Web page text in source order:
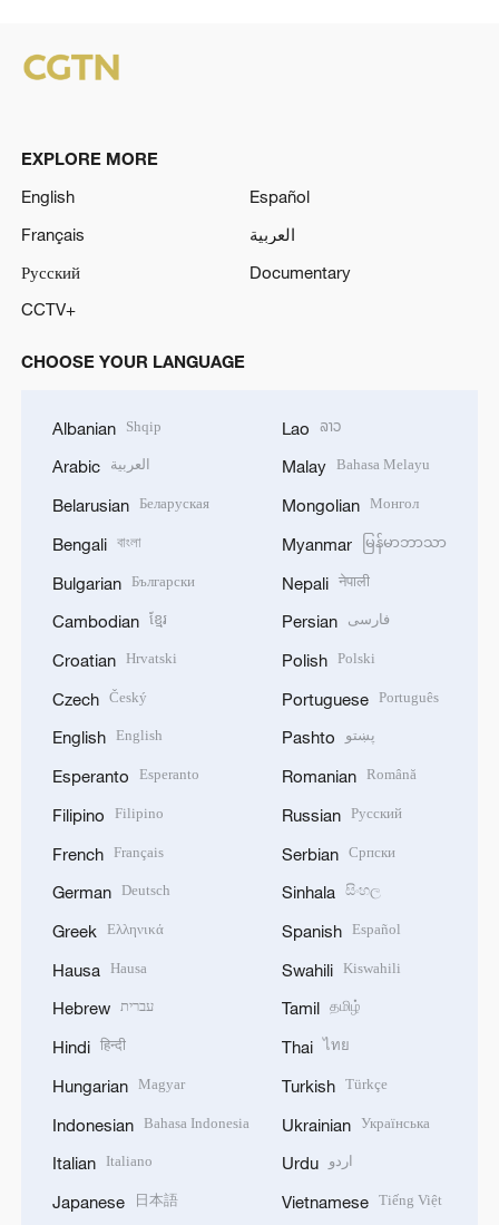
EXPLORE MORE
English
Español
Français
العربية
Русский
Documentary
CCTV+
CHOOSE YOUR LANGUAGE
Albanian Shqip
Arabic العربية
Belarusian Беларуская
Bengali বাংলা
Bulgarian Български
Cambodian ខ្មែរ
Croatian Hrvatski
Czech Český
English English
Esperanto Esperanto
Filipino Filipino
French Français
German Deutsch
Greek Ελληνικά
Hausa Hausa
Hebrew עברית
Hindi हिन्दी
Hungarian Magyar
Indonesian Bahasa Indonesia
Italian Italiano
Japanese 日本語
Lao ລາວ
Malay Bahasa Melayu
Mongolian Монгол
Myanmar မြန်မာဘာသာ
Nepali नेपाली
Persian فارسی
Polish Polski
Portuguese Português
Pashto پښتو
Romanian Română
Russian Русский
Serbian Српски
Sinhala සිංහල
Spanish Español
Swahili Kiswahili
Tamil தமிழ்
Thai ไทย
Turkish Türkçe
Ukrainian Українська
Urdu اردو
Vietnamese Tiếng Việt